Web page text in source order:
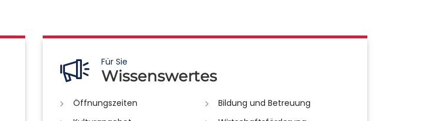
Für Sie
Wissenswertes
Öffnungszeiten
Bildung und Betreuung